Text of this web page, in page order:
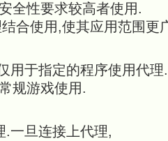
全性要求较高者使用.
合使用,使其应用范围更
用于指定的程序使用代理.
规游戏使用.
.一旦连接上代理,